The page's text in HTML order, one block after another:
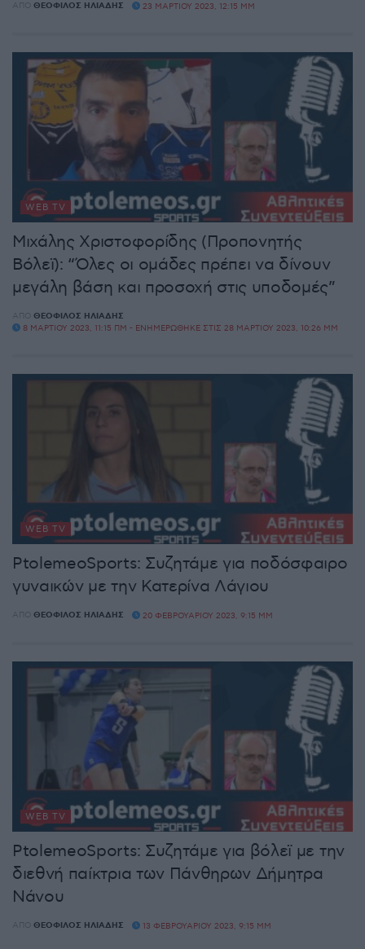
ΑΠΌ ΘΕΌΦΙΛΟΣ ΗΛΙΆΔΗΣ 23 ΜΑΡΤΊΟΥ 2023, 12:15 ΜΜ
WEB TV
Μιχάλης Χριστοφορίδης (Προπονητής
Βόλεϊ): “Όλες οι ομάδες πρέπει να δίνουν
μεγάλη βάση και προσοχή στις υποδομές”
ΑΠΌ ΘΕΌΦΙΛΟΣ ΗΛΙΆΔΗΣ
8 ΜΑΡΤΊΟΥ 2023, 11:15 ΠΜ - ΕΝΗΜΕΡΏΘΗΚΕ ΣΤΙΣ 28 ΜΑΡΤΊΟΥ 2023, 10:26 ΜΜ
WEB TV
PtolemeoSports: Συζητάμε για ποδόσφαιρο
γυναικών με την Κατερίνα Λάγιου
ΑΠΌ ΘΕΌΦΙΛΟΣ ΗΛΙΆΔΗΣ 20 ΦΕΒΡΟΥΑΡΊΟΥ 2023, 9:15 ΜΜ
WEB TV
PtolemeoSports: Συζητάμε για βόλεϊ με την
διεθνή παίκτρια των Πάνθηρων Δήμητρα
Νάνου
ΑΠΌ ΘΕΌΦΙΛΟΣ ΗΛΙΆΔΗΣ 13 ΦΕΒΡΟΥΑΡΊΟΥ 2023, 9:15 ΜΜ